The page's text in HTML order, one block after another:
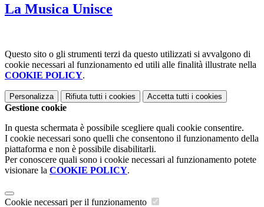
La Musica Unisce
Questo sito o gli strumenti terzi da questo utilizzati si avvalgono di
cookie necessari al funzionamento ed utili alle finalità illustrate nella
COOKIE POLICY.
Personalizza Rifiuta tutti i cookies Accetta tutti i cookies
Gestione cookie
In questa schermata è possibile scegliere quali cookie consentire.
I cookie necessari sono quelli che consentono il funzionamento della
piattaforma e non è possibile disabilitarli.
Per conoscere quali sono i cookie necessari al funzionamento potete
visionare la COOKIE POLICY.
Cookie necessari per il funzionamento